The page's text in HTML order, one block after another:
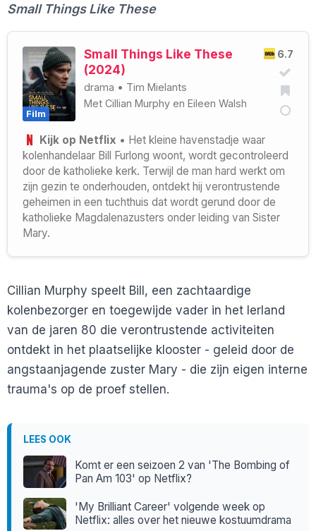
Small Things Like These
Film
6.7
Small Things Like These
(2024)
drama • Tim Mielants
Met Cillian Murphy en Eileen Walsh
Kijk op Netflix • Het kleine havenstadje waar
kolenhandelaar Bill Furlong woont, wordt gecontroleerd
door de katholieke kerk. Terwijl de man hard werkt om
zijn gezin te onderhouden, ontdekt hij verontrustende
geheimen in een tuchthuis dat wordt gerund door de
katholieke Magdalenazusters onder leiding van Sister
Mary.
Cillian Murphy speelt Bill, een zachtaardige
kolenbezorger en toegewijde vader in het Ierland
van de jaren 80 die verontrustende activiteiten
ontdekt in het plaatselijke klooster - geleid door de
angstaanjagende zuster Mary - die zijn eigen interne
trauma's op de proef stellen.
LEES OOK
Komt er een seizoen 2 van 'The Bombing of
Pan Am 103' op Netflix?
'My Brilliant Career' volgende week op
Netflix: alles over het nieuwe kostuumdrama